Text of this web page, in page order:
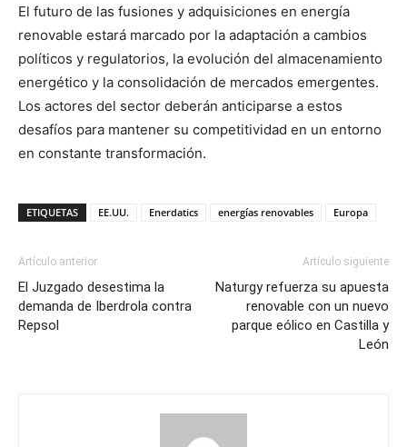
El futuro de las fusiones y adquisiciones en energía
renovable estará marcado por la adaptación a cambios
políticos y regulatorios, la evolución del almacenamiento
energético y la consolidación de mercados emergentes.
Los actores del sector deberán anticiparse a estos
desafíos para mantener su competitividad en un entorno
en constante transformación.
ETIQUETAS EE.UU. Enerdatics energías renovables Europa
Artículo anterior
El Juzgado desestima la
demanda de Iberdrola contra
Repsol
Artículo siguiente
Naturgy refuerza su apuesta
renovable con un nuevo
parque eólico en Castilla y
León